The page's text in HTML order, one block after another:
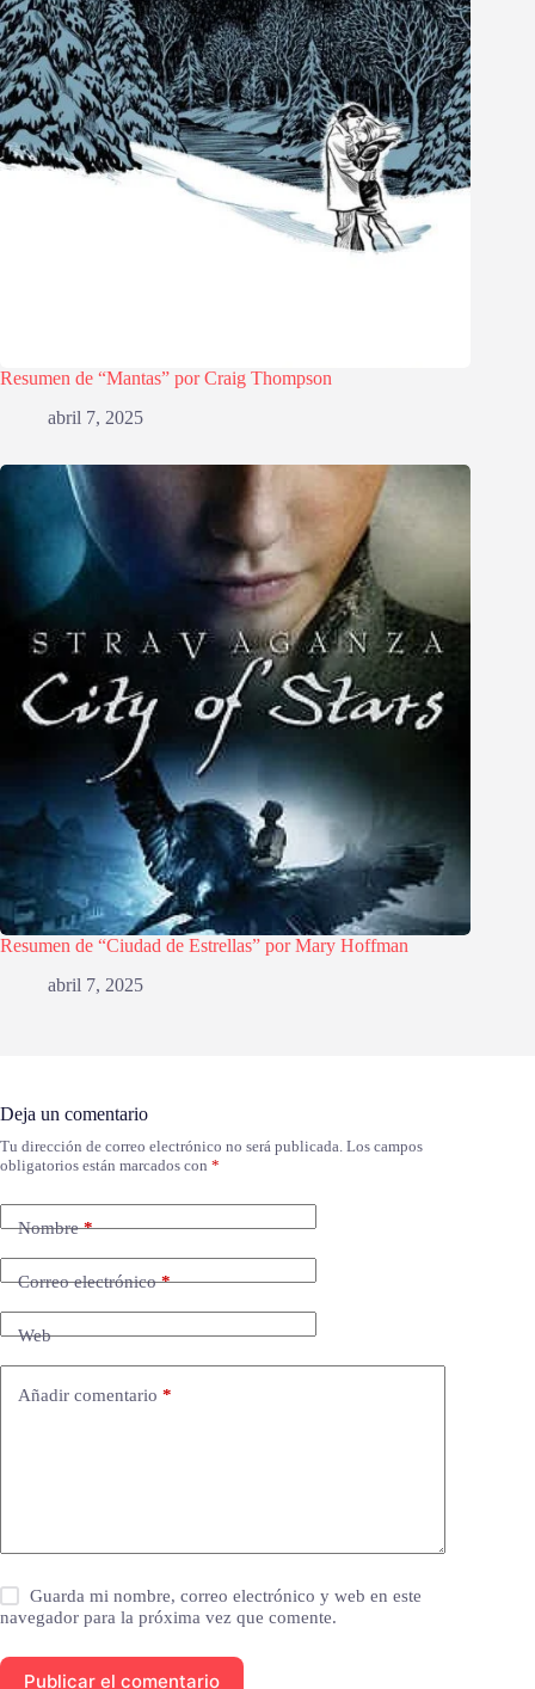
Resumen de “Mantas” por Craig Thompson
abril 7, 2025
Resumen de “Ciudad de Estrellas” por Mary Hoffman
abril 7, 2025
Deja un comentario
Tu dirección de correo electrónico no será publicada. Los campos
obligatorios están marcados con *
Nombre*
Correo electrónico*
Web
Añadir comentario *
Guarda mi nombre, correo electrónico y web en este
navegador para la próxima vez que comente.
Publicar el comentario